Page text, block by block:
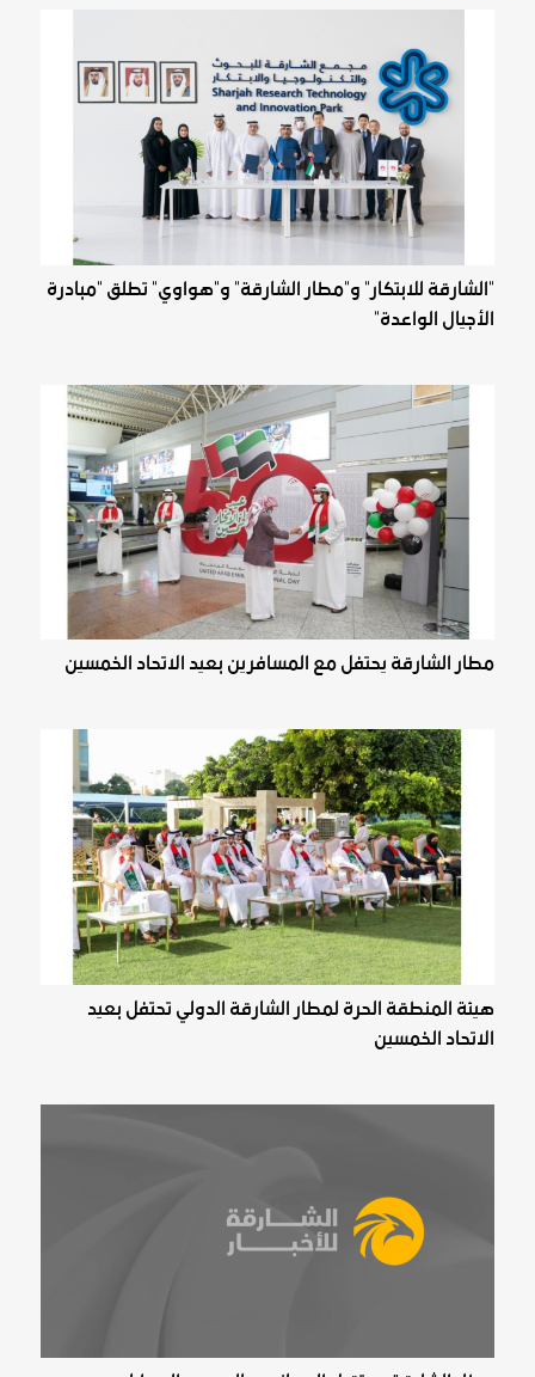
"الشارقة للابتكار" و"مطار الشارقة" و"هواوي" تطلق "مبادرة
الأجيال الواعدة"
مطار الشارقة يحتفل مع المسافرين بعيد الاتحاد الخمسين
هيئة المنطقة الحرة لمطار الشارقة الدولي تحتفل بعيد
الاتحاد الخمسين